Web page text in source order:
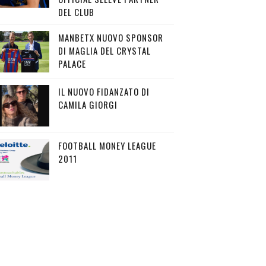
DEL CLUB
MANBETX NUOVO SPONSOR
DI MAGLIA DEL CRYSTAL
PALACE
IL NUOVO FIDANZATO DI
CAMILA GIORGI
FOOTBALL MONEY LEAGUE
2011